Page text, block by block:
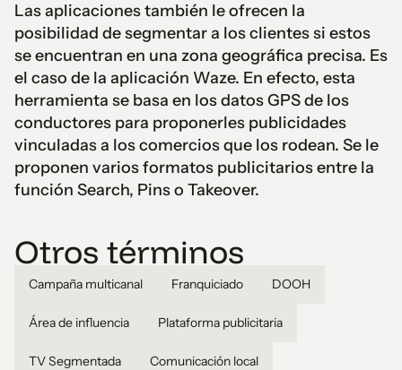
Las aplicaciones también le ofrecen la
posibilidad de segmentar a los clientes si estos
se encuentran en una zona geográfica precisa. Es
el caso de la aplicación Waze. En efecto, esta
herramienta se basa en los datos GPS de los
conductores para proponerles publicidades
vinculadas a los comercios que los rodean. Se le
proponen varios formatos publicitarios entre la
función Search, Pins o Takeover.
Otros términos
Campaña multicanal Franquiciado DOOH
Área de influencia Plataforma publicitaria
TV Segmentada Comunicación local